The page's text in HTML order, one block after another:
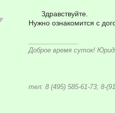
Здравствуйте.
Нужно ознакомится с
Доброе время суток!
тел: 8 (495) 585-61-73; 8-